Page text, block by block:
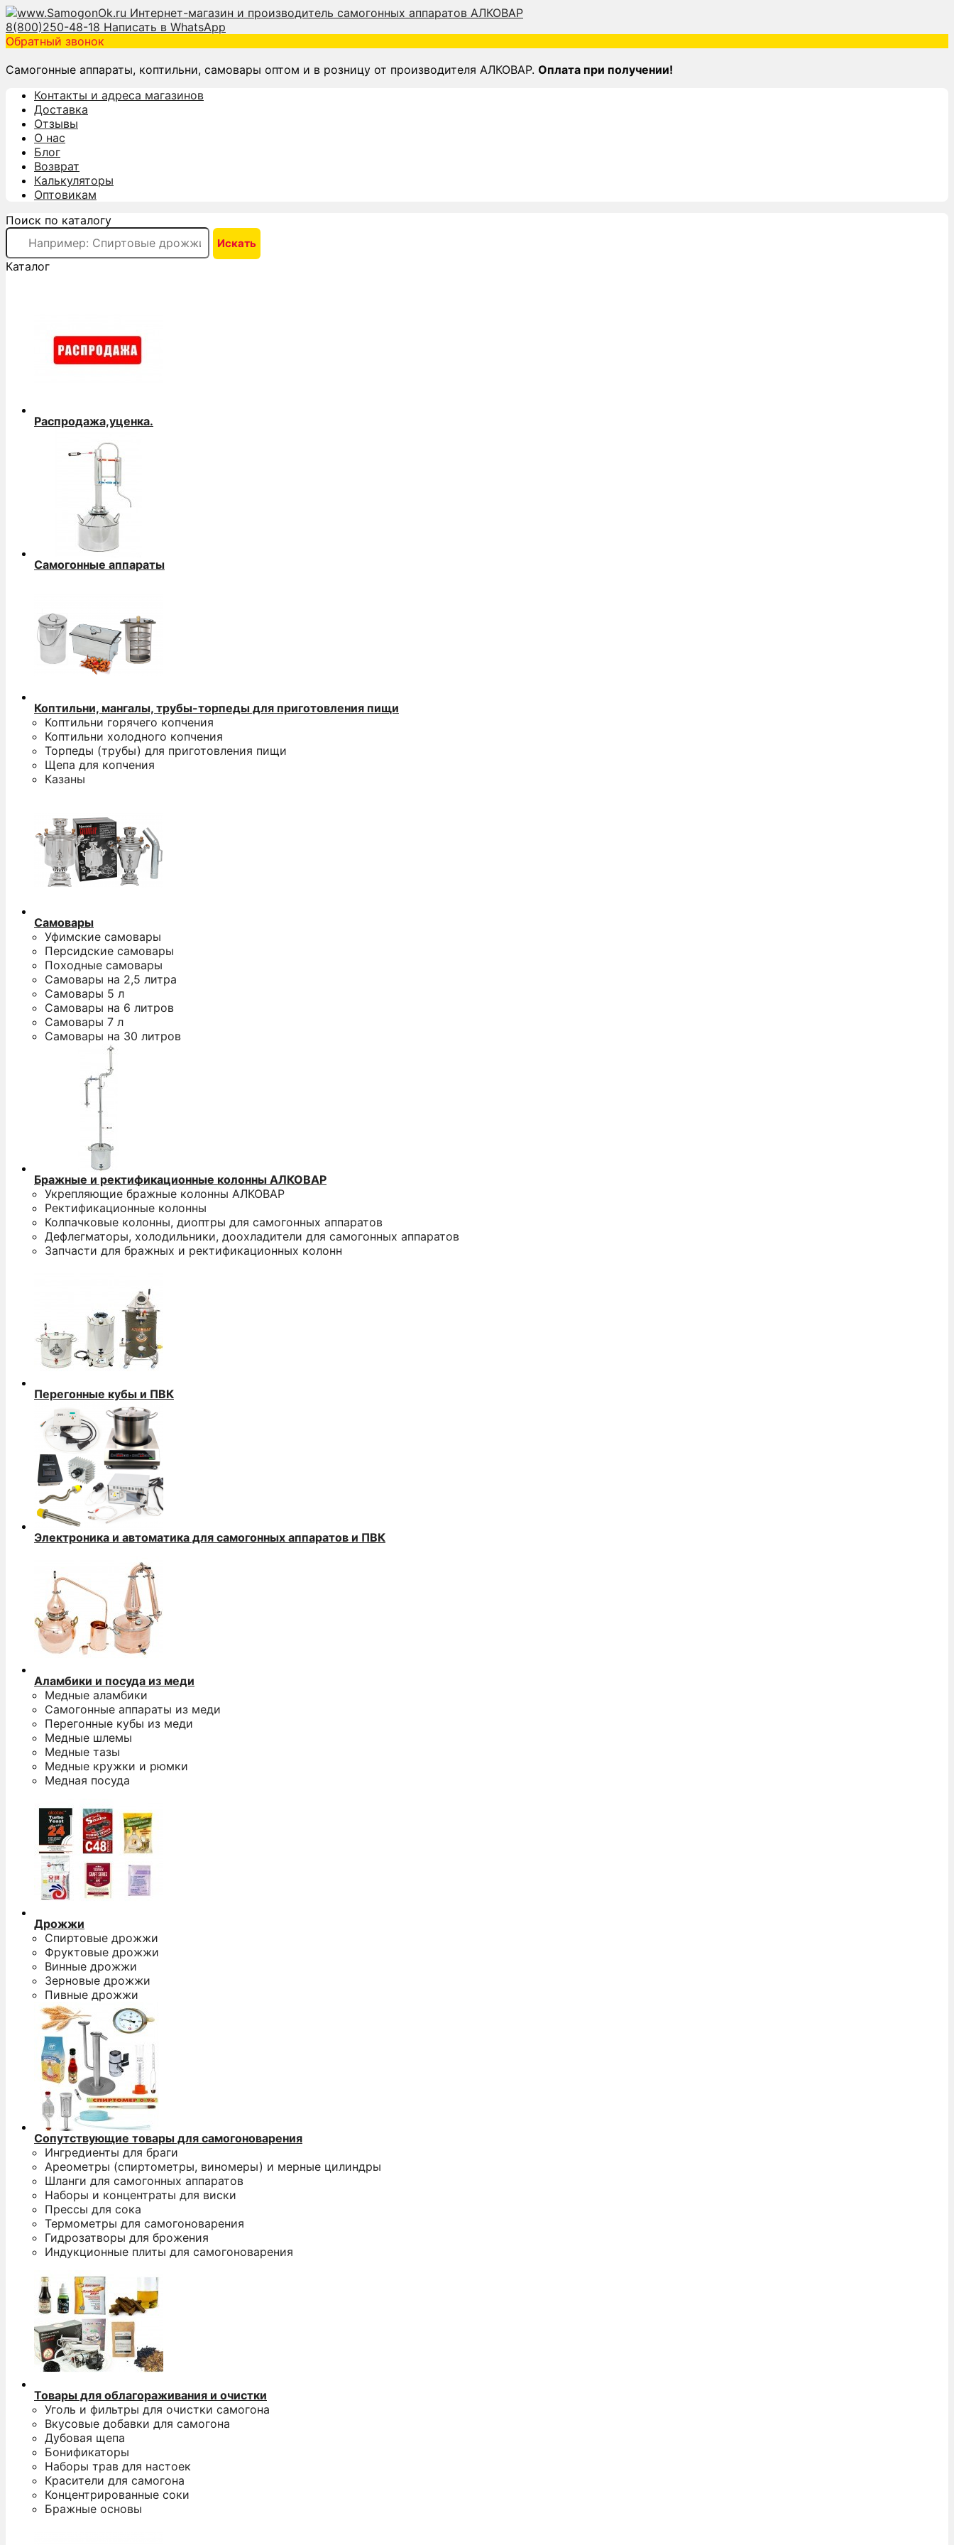
8(800)250-48-18 Написать в WhatsApp
Обратный звонок
Самогонные аппараты, коптильни, самовары оптом и в розницу от производителя АЛКОВАР. Оплата при получении!
Контакты и адреса магазинов
Доставка
Отзывы
О нас
Блог
Возврат
Калькуляторы
Оптовикам
Поиск по каталогу
Каталог
Распродажа,уценка.
Самогонные аппараты
Коптильни, мангалы, трубы-торпеды для приготовления пищи
Коптильни горячего копчения
Коптильни холодного копчения
Торпеды (трубы) для приготовления пищи
Щепа для копчения
Казаны
Самовары
Уфимские самовары
Персидские самовары
Походные самовары
Самовары на 2,5 литра
Самовары 5 л
Самовары на 6 литров
Самовары 7 л
Самовары на 30 литров
Бражные и ректификационные колонны АЛКОВАР
Укрепляющие бражные колонны АЛКОВАР
Ректификационные колонны
Колпачковые колонны, диоптры для самогонных аппаратов
Дефлегматоры, холодильники, доохладители для самогонных аппаратов
Запчасти для бражных и ректификационных колонн
Перегонные кубы и ПВК
Электроника и автоматика для самогонных аппаратов и ПВК
Аламбики и посуда из меди
Медные аламбики
Самогонные аппараты из меди
Перегонные кубы из меди
Медные шлемы
Медные тазы
Медные кружки и рюмки
Медная посуда
Дрожжи
Спиртовые дрожжи
Фруктовые дрожжи
Винные дрожжи
Зерновые дрожжи
Пивные дрожжи
Сопутствующие товары для самогоноварения
Ингредиенты для браги
Ареометры (спиртометры, виномеры) и мерные цилиндры
Шланги для самогонных аппаратов
Наборы и концентраты для виски
Прессы для сока
Термометры для самогоноварения
Гидрозатворы для брожения
Индукционные плиты для самогоноварения
Товары для облагораживания и очистки
Уголь и фильтры для очистки самогона
Вкусовые добавки для самогона
Дубовая щепа
Бонификаторы
Наборы трав для настоек
Красители для самогона
Концентрированные соки
Бражные основы